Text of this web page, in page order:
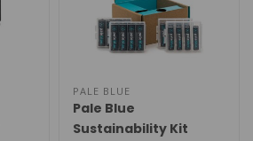
PALE BLUE
Pale Blue
Sustainability Kit